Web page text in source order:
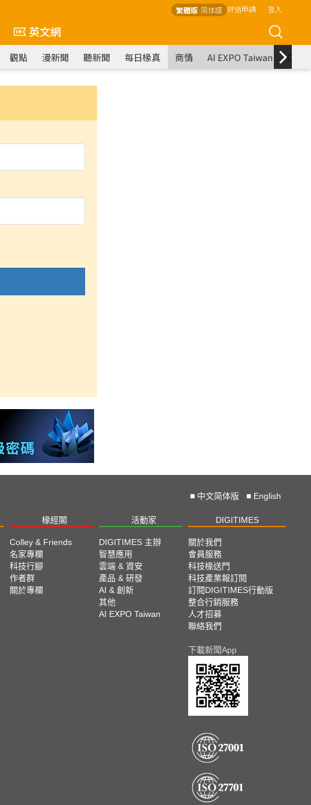
繁體版 简体版 評估申請 登入
英文網
觀點 漫新聞 聽新聞 每日椽真 商情 AI EXPO Taiwan
■ 中文简体版 ■ English
椽經閣 活動家 DIGITIMES
Colley & Friends
名家專欄
科技行腳
作者群
關於專欄
DIGITIMES 主辦
智慧應用
雲端 & 資安
產品 & 研發
AI & 創新
其他
AI EXPO Taiwan
關於我們
會員服務
科技椽送門
科技產業報訂閱
訂閱DIGITIMES行動版
整合行銷服務
人才招募
聯絡我們
下載新聞App